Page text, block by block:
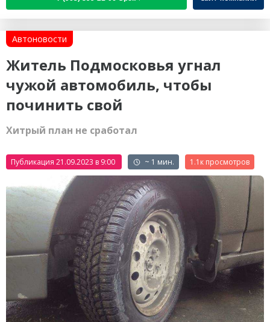
Автоновости
Житель Подмосковья угнал
чужой автомобиль, чтобы
починить свой
Хитрый план не сработал
Публикация 21.09.2023 в 9:00 ~ 1 мин. 1.1к